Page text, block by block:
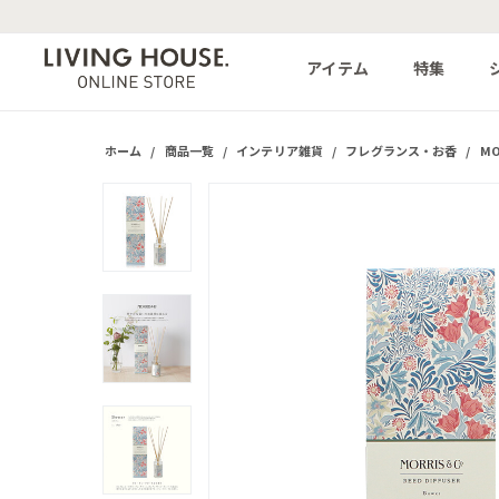
アイテム 特集
ホーム / 商品一覧 / インテリア雑貨 / フレグランス・お香 /